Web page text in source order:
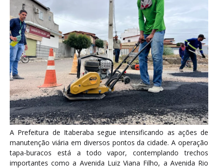
A Prefeitura de Itaberaba segue intensificando as ações de
manutenção viária em diversos pontos da cidade. A operação
tapa-buracos está a todo vapor, contemplando trechos
importantes como a Avenida Luiz Viana Filho, a Avenida Rio